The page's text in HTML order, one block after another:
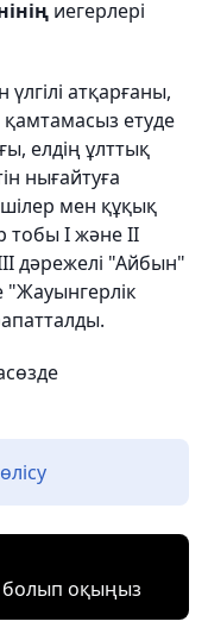
иегерлері
атқарғаны,
етуде
елдің ұлттық
нығайтуға
мен құқық
тобы І және ІІ
дәрежелі "Айбын"
"Жауынгерлік
болып оқыңыз